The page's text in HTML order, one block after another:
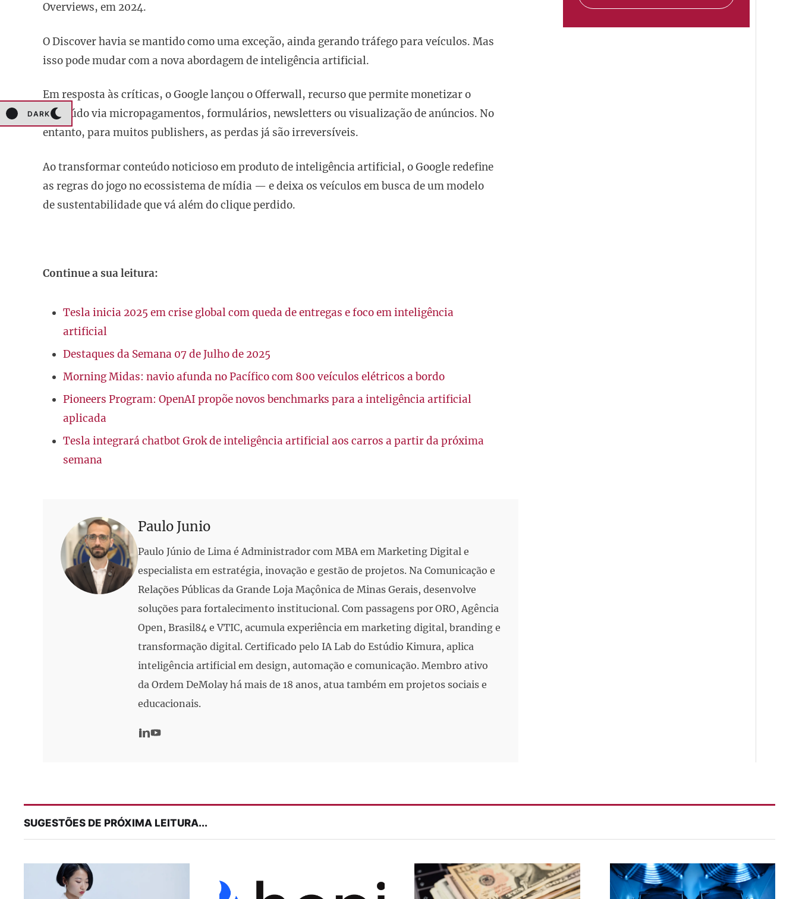
DARK
Overviews, em 2024.
O Discover havia se mantido como uma exceção, ainda gerando tráfego para veículos. Mas
isso pode mudar com a nova abordagem de inteligência artificial.
Em resposta às críticas, o Google lançou o Offerwall, recurso que permite monetizar o
conteúdo via micropagamentos, formulários, newsletters ou visualização de anúncios. No
entanto, para muitos publishers, as perdas já são irreversíveis.
Ao transformar conteúdo noticioso em produto de inteligência artificial, o Google redefine
as regras do jogo no ecossistema de mídia — e deixa os veículos em busca de um modelo
de sustentabilidade que vá além do clique perdido.
Continue a sua leitura:
Tesla inicia 2025 em crise global com queda de entregas e foco em inteligência
artificial
Destaques da Semana 07 de Julho de 2025
Morning Midas: navio afunda no Pacífico com 800 veículos elétricos a bordo
Pioneers Program: OpenAI propõe novos benchmarks para a inteligência artificial
aplicada
Tesla integrará chatbot Grok de inteligência artificial aos carros a partir da próxima
semana
Paulo Junio
Paulo Júnio de Lima é Administrador com MBA em Marketing Digital e
especialista em estratégia, inovação e gestão de projetos. Na Comunicação e
Relações Públicas da Grande Loja Maçônica de Minas Gerais, desenvolve
soluções para fortalecimento institucional. Com passagens por ORO, Agência
Open, Brasil84 e VTIC, acumula experiência em marketing digital, branding e
transformação digital. Certificado pelo IA Lab do Estúdio Kimura, aplica
inteligência artificial em design, automação e comunicação. Membro ativo
da Ordem DeMolay há mais de 18 anos, atua também em projetos sociais e
educacionais.
SUGESTÕES DE PRÓXIMA LEITURA...